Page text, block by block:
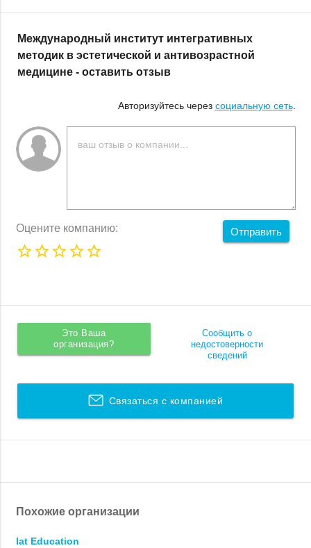
Международный институт интегративных
методик в эстетической и антивозрастной
медицине - оставить отзыв
Авторизуйтесь через социальную сеть.
Оцените компанию: Отправить
Это Ваша
организация?
Сообщить о
недостоверности
сведений
Связаться с компанией
Похожие организации
Iat Education